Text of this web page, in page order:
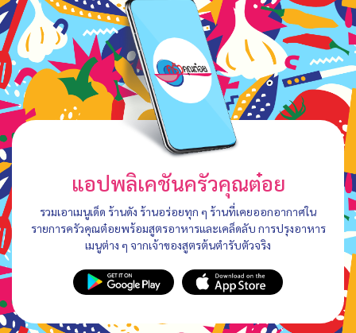
แอปพลิเคชันครัวคุณต๋อย
รวมเอาเมนูเด็ด ร้านดัง ร้านอร่อยทุก ๆ ร้านที่เคยออกอากาศใน
รายการครัวคุณต๋อยพร้อมสูตรอาหารและเคล็ดลับ การปรุงอาหาร
เมนูต่าง ๆ จากเจ้าของสูตรต้นตำรับตัวจริง